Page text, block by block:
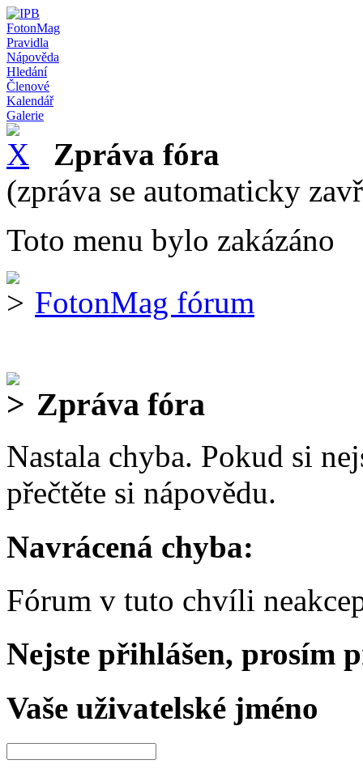
FotonMag
Pravidla
Nápověda
Hledání
Členové
Kalendář
Galerie
Zpráva fóra
(zpráva se automaticky
Toto menu bylo zakázáno
FotonMag fórum
Zpráva fóra
Nastala chyba. Pokud si
přečtěte si nápovědu.
Navrácená chyba:
Fórum v tuto chvíli
Nejste přihlášen, prosím
Vaše uživatelské jméno